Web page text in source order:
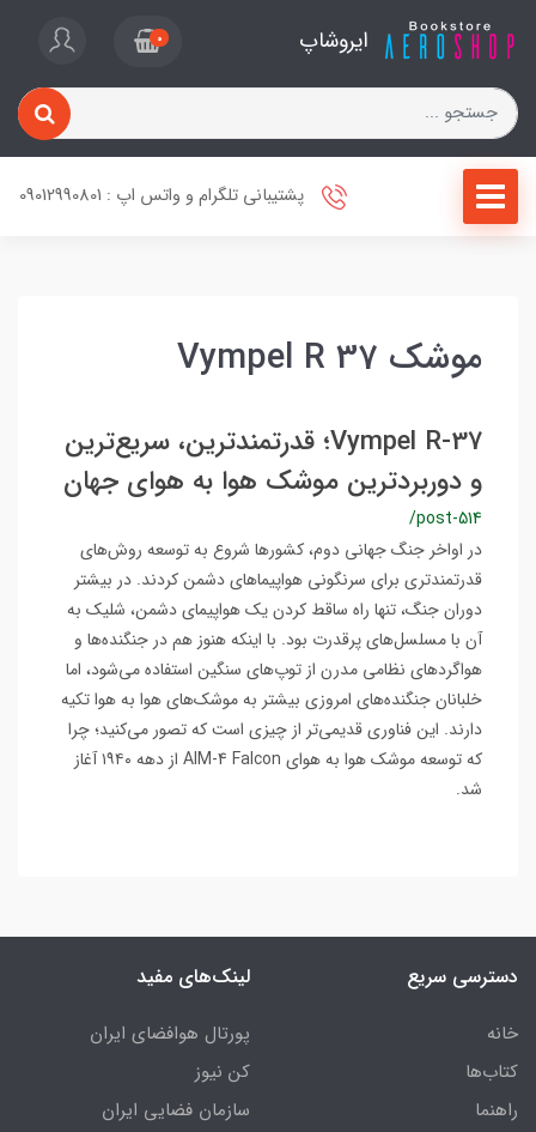
ایروشاپ 0
پشتیبانی تلگرام و واتس اپ : 09012990801
موشک Vympel R 37
Vympel R-37؛ قدرتمندترین، سریع‌ترین
و دوربردترین موشک هوا به هوای جهان
/post-514
در اواخر جنگ جهانی دوم، کشورها شروع به توسعه روش‌های
قدرتمندتری برای سرنگونی هواپیماهای دشمن کردند. در بیشتر
دوران جنگ، تنها راه ساقط کردن یک هواپیمای دشمن، شلیک به
آن با مسلسل‌های پرقدرت بود. با اینکه هنوز هم در جنگنده‌ها و
هواگردهای نظامی مدرن از توپ‌های سنگین استفاده می‌شود، اما
خلبانان جنگنده‌های امروزی بیشتر به موشک‌های هوا به هوا تکیه
دارند. این فناوری قدیمی‌تر از چیزی است که تصور می‌کنید؛ چرا
که توسعه موشک هوا به هوای AIM-4 Falcon از دهه ۱۹۴۰ آغاز
شد.
دسترسی سریع
خانه
کتاب‌ها
راهنما
لینک‌های مفید
پورتال هوافضای ایران
کن نیوز
سازمان فضایی ایران